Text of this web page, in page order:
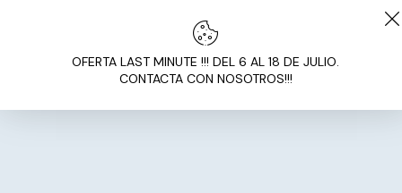
OFERTA LAST MINUTE !!! DEL 6 AL 18 DE JULIO.
CONTACTA CON NOSOTROS!!!